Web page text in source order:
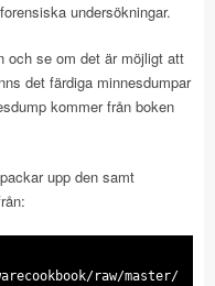
undersökningar.
och se om det är möjligt att
det färdiga minnesdumpar
kommer från boken
upp den samt
raw/master/